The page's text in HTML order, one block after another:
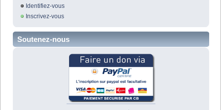
Identifiez-vous
Inscrivez-vous
Soutenez-nous